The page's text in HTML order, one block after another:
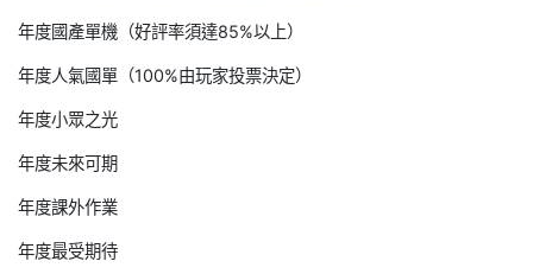
年度國產單機（好評率須達85%以上）
年度人氣國單（100%由玩家投票決定）
年度小眾之光
年度未來可期
年度課外作業
年度最受期待